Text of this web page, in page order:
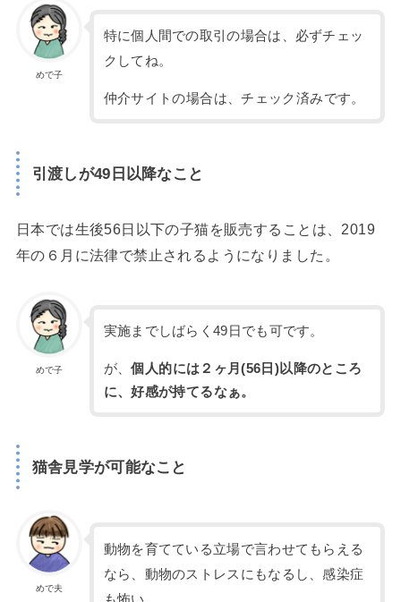
めで子
特に個人間での取引の場合は、必ずチェッ
クしてね。
仲介サイトの場合は、チェック済みです。
引渡しが49日以降なこと
日本では生後56日以下の子猫を販売することは、2019
年の６月に法律で禁止されるようになりました。
めで子
実施までしばらく49日でも可です。
が、個人的には２ヶ月(56日)以降のところ
に、好感が持てるなぁ。
猫舎見学が可能なこと
めで夫
動物を育てている立場で言わせてもらえる
なら、動物のストレスにもなるし、感染症
も怖い。